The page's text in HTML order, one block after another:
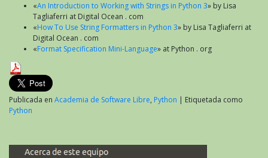
«An Introduction to Working with Strings in Python 3» by Lisa
Tagliaferri at Digital Ocean . com
«How To Use String Formatters in Python 3» by Lisa Tagliaferri at
Digital Ocean . com
«Format Specification Mini-Language» at Python . org
Publicada en Academia de Software Libre, Python | Etiquetada como
Python